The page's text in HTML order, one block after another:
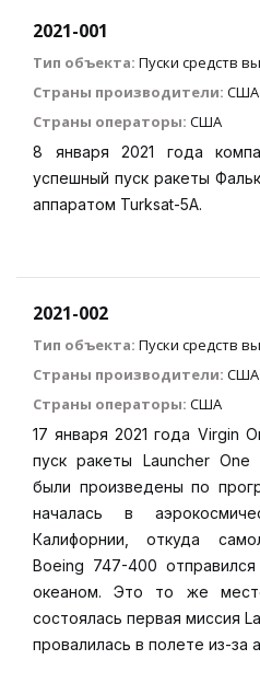
2021-001
Тип объекта: Пуски средств
Страны производители: США
Страны операторы: США
8 января 2021 года
успешный пуск ракеты
аппаратом Turksat-5A.
2021-002
Тип объекта: Пуски средств
Страны производители: США
Страны операторы: США
17 января 2021 года Virgin
пуск ракеты Launcher One
были произведены по
началась в
Калифорнии, откуда
Boeing 747-400
океаном. Это то же
состоялась первая миссия
провалилась в полете из-за